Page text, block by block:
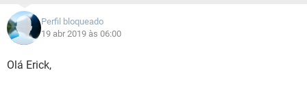
Perfil bloqueado
19 abr 2019 às 06:00
Olá Erick,